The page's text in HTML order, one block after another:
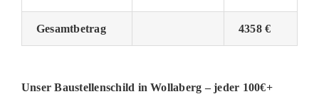
Gesamtbetrag 4358 €
Unser Baustellenschild in Wollaberg – jeder 100€+